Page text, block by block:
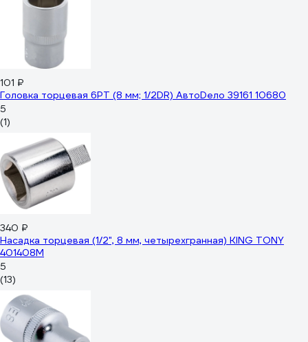
101 ₽
Головка торцевая 6РТ (8 мм; 1/2DR) АвтоDело 39161 10680
5
(1)
340 ₽
Насадка торцевая (1/2", 8 мм, четырехгранная) KING TONY
401408M
5
(13)